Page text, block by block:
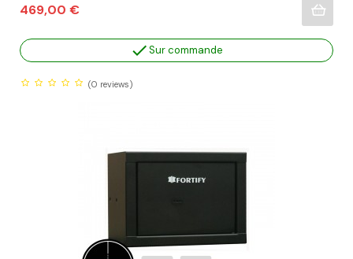
Prix
469,00 €
Sur commande
(0 reviews)